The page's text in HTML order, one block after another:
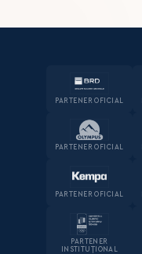
PARTENER OFICIAL
PARTENER OFICIAL
PARTENER OFICIAL
PARTENER
INSTITUȚIONAL